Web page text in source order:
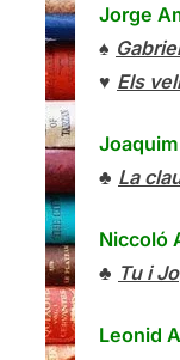
Jorge
♠
♥ Els
♣ La
Niccoló
♣ Tu i Jo
Leonid